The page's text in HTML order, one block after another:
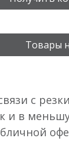
Товары
с
и в